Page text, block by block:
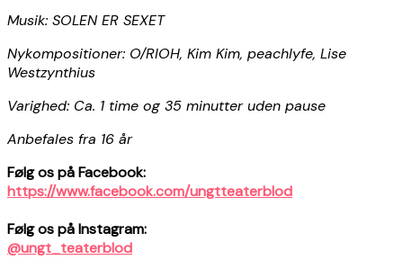
Musik: SOLEN ER SEXET
Nykompositioner: O/RIOH, Kim Kim, peachlyfe, Lise
Westzynthius
Varighed: Ca. 1 time og 35 minutter uden pause
Anbefales fra 16 år
Følg os på Facebook:
https://www.facebook.com/ungtteaterblod
Følg os på Instagram:
@ungt_teaterblod